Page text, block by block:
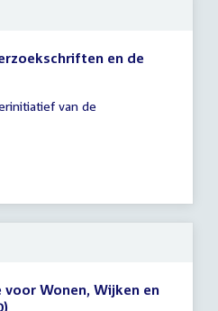
en de
van de
Wonen, Wijken en